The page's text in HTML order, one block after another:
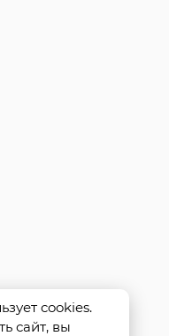
cookies.
сайт, вы